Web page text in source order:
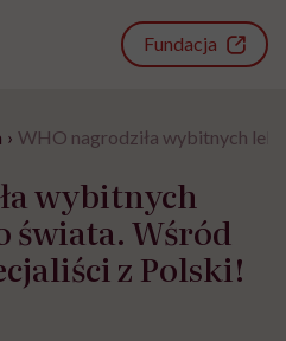
Fundacja
› WHO nagrodziła wybitnych
wybitnych
świata. Wśród
z Polski!